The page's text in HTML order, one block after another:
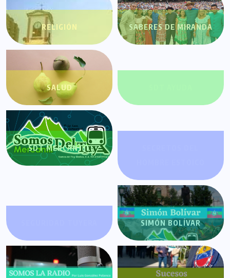
RELIGIÓN SABERES DE MIRANDA
SALUD
SDT MERCANTIL
SIMÓN BOLÍVAR